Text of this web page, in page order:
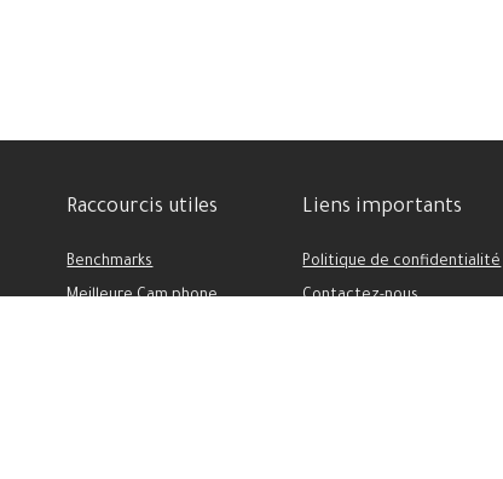
Raccourcis utiles
Benchmarks
Meilleure Cam phone
Liens importants
Politique de confidentialité
Contactez-nous